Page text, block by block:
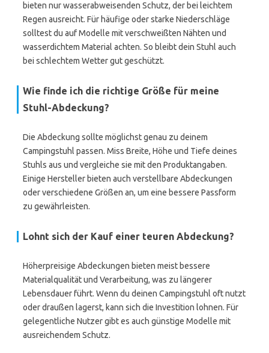
bieten nur wasserabweisenden Schutz, der bei leichtem
Regen ausreicht. Für häufige oder starke Niederschläge
solltest du auf Modelle mit verschweißten Nähten und
wasserdichtem Material achten. So bleibt dein Stuhl auch
bei schlechtem Wetter gut geschützt.
Wie finde ich die richtige Größe für meine
Stuhl-Abdeckung?
Die Abdeckung sollte möglichst genau zu deinem
Campingstuhl passen. Miss Breite, Höhe und Tiefe deines
Stuhls aus und vergleiche sie mit den Produktangaben.
Einige Hersteller bieten auch verstellbare Abdeckungen
oder verschiedene Größen an, um eine bessere Passform
zu gewährleisten.
Lohnt sich der Kauf einer teuren Abdeckung?
Höherpreisige Abdeckungen bieten meist bessere
Materialqualität und Verarbeitung, was zu längerer
Lebensdauer führt. Wenn du deinen Campingstuhl oft nutzt
oder draußen lagerst, kann sich die Investition lohnen. Für
gelegentliche Nutzer gibt es auch günstige Modelle mit
ausreichendem Schutz.